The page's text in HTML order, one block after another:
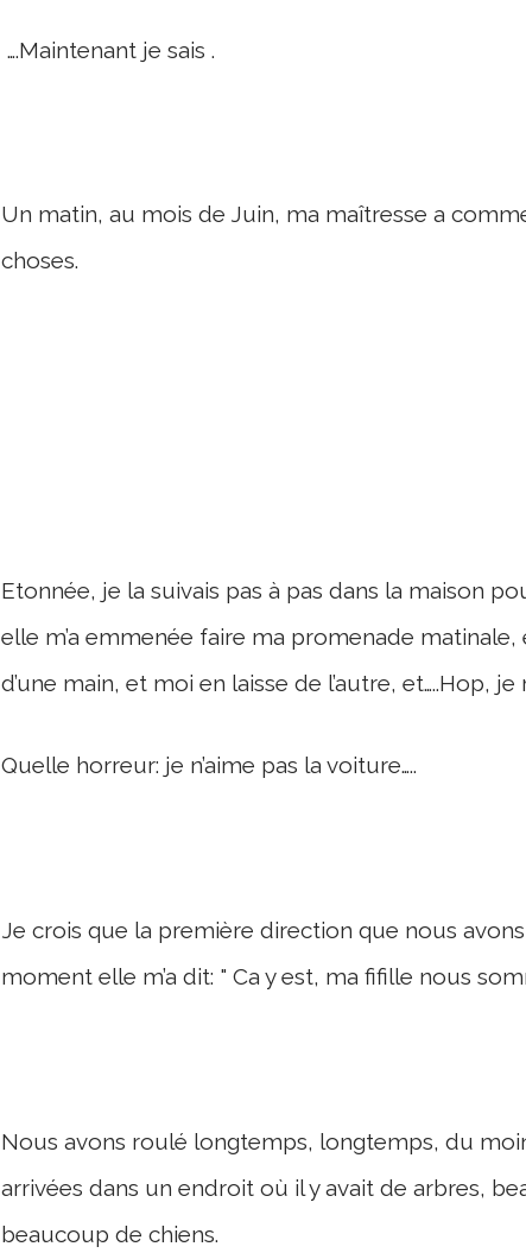
….Maintenant je sais .
Un matin, au mois de Juin, ma maîtresse a
choses.
Etonnée, je la suivais pas à pas dans la maison
elle m’a emmenée faire ma promenade
d’une main, et moi en laisse de l’autre, et…..Hop,
Quelle horreur: je n’aime pas la voiture…..
Je crois que la première direction que nous avons
moment elle m’a dit: " Ca y est, ma fifille nous
Nous avons roulé longtemps, longtemps, du
arrivées dans un endroit où il y avait de arbres,
beaucoup de chiens.